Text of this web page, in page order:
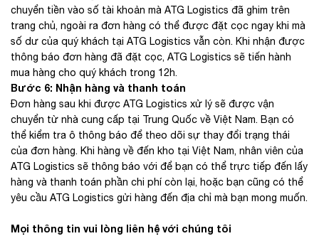
chuyển tiền vào số tài khoản mà ATG Logistics đã ghim trên
trang chủ, ngoài ra đơn hàng có thể được đặt cọc ngay khi mà
số dư của quý khách tại ATG Logistics vẫn còn. Khi nhận được
thông báo đơn hàng đã đặt cọc, ATG Logistics sẽ tiến hành
mua hàng cho quý khách trong 12h.
Bước 6: Nhận hàng và thanh toán
Đơn hàng sau khi được ATG Logistics xử lý sẽ được vận
chuyển từ nhà cung cấp tại Trung Quốc về Việt Nam. Bạn có
thể kiểm tra ô thông báo để theo dõi sự thay đổi trạng thái
của đơn hàng. Khi hàng về đến kho tại Việt Nam, nhân viên của
ATG Logistics sẽ thông báo với để bạn có thể trực tiếp đến lấy
hàng và thanh toán phần chi phí còn lại, hoặc bạn cũng có thể
yêu cầu ATG Logistics gửi hàng đến địa chỉ mà bạn mong muốn.
Mọi thông tin vui lòng liên hệ với chúng tôi